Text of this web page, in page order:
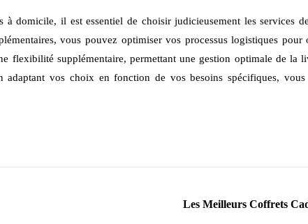
domicile, il est essentiel de choisir judicieusement les services
vous pouvez optimiser vos processus logistiques
flexibilité supplémentaire, permettant une gestion optimale de la
vos choix en fonction de vos besoins spécifiques, vous
Les Meilleurs Coffrets